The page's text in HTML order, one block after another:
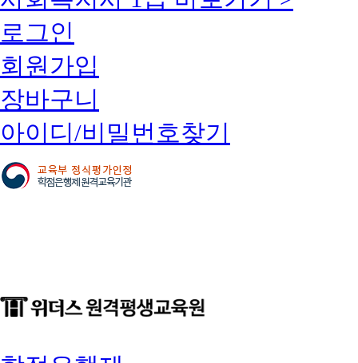
로그인
회원가입
장바구니
아이디/비밀번호찾기